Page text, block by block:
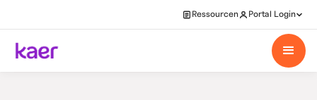
Ressourcen Portal Login